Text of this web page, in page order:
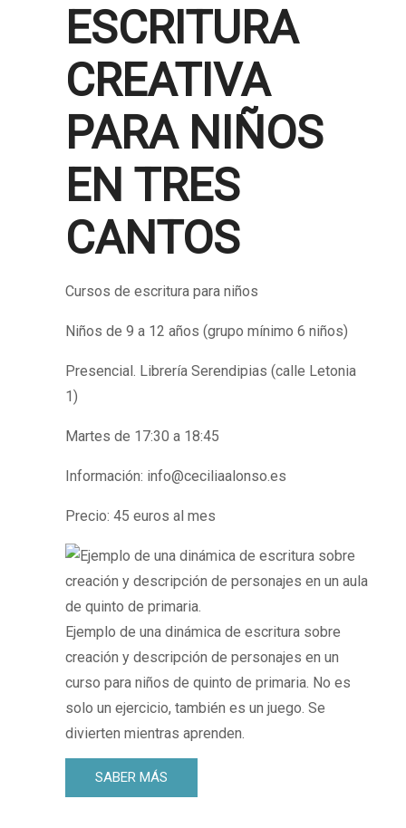
ESCRITURA
CREATIVA
PARA NIÑOS
EN TRES
CANTOS
Cursos de escritura para niños
Niños de 9 a 12 años (grupo mínimo 6 niños)
Presencial. Librería Serendipias (calle Letonia
1)
Martes de 17:30 a 18:45
Información: info@ceciliaalonso.es
Precio: 45 euros al mes
Ejemplo de una dinámica de escritura sobre
creación y descripción de personajes en un
curso para niños de quinto de primaria. No es
solo un ejercicio, también es un juego. Se
divierten mientras aprenden.
SABER MÁS